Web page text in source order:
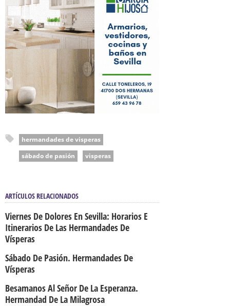
hermandades de visperas
sábado de pasión
visperas
ARTÍCULOS RELACIONADOS
Viernes De Dolores En Sevilla: Horarios E
Itinerarios De Las Hermandades De
Vísperas
Sábado De Pasión. Hermandades De
Vísperas
Besamanos Al Señor De La Esperanza.
Hermandad De La Milagrosa